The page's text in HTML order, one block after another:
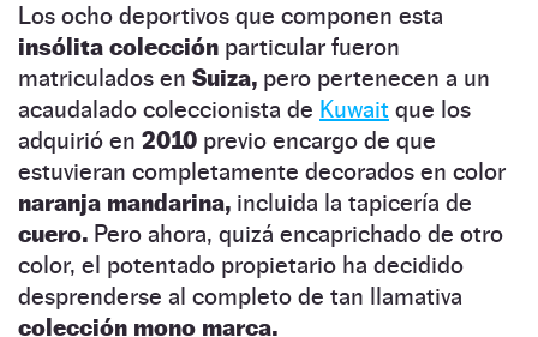
Los ocho deportivos que componen esta
insólita colección particular fueron
matriculados en Suiza, pero pertenecen a un
acaudalado coleccionista de Kuwait que los
adquirió en 2010 previo encargo de que
estuvieran completamente decorados en color
naranja mandarina, incluida la tapicería de
cuero. Pero ahora, quizá encaprichado de otro
color, el potentado propietario ha decidido
desprenderse al completo de tan llamativa
colección mono marca.